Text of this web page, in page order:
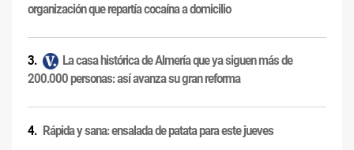
organización que repartía cocaína a domicilio
La casa histórica de Almería que ya siguen más de
200.000 personas: así avanza su gran reforma
Rápida y sana: ensalada de patata para este jueves